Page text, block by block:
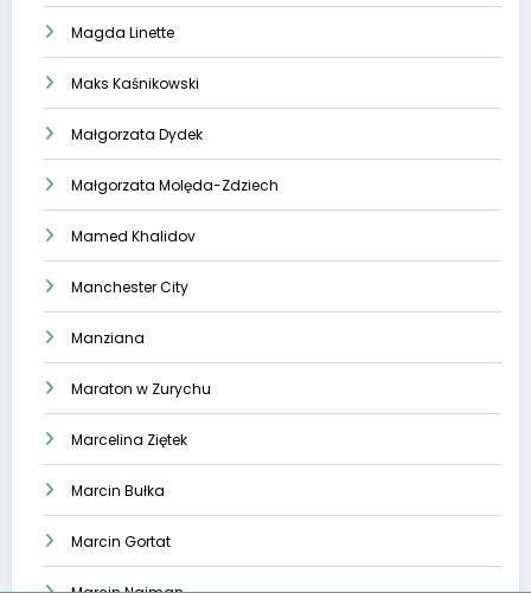
Magda Linette
Maks Kaśnikowski
Małgorzata Dydek
Małgorzata Molęda-Zdziech
Mamed Khalidov
Manchester City
Manziana
Maraton w Zurychu
Marcelina Ziętek
Marcin Bułka
Marcin Gortat